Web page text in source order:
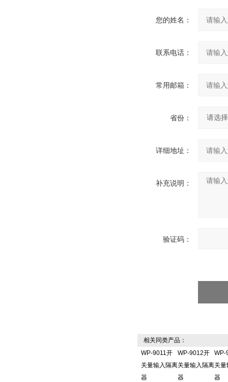
您的姓名：
联系电话：
常用邮箱：
省份：
详细地址：
补充说明：
验证码：
相关同类产品：
WP-9011开
关量输入隔离
器
WP-9012开
关量输入隔离
器
WP-
关量
器